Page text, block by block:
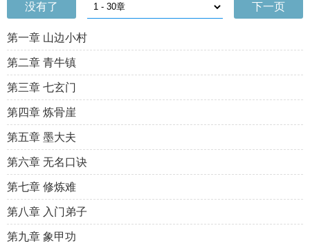
没有了 下一页
第一章 山边小村
第二章 青牛镇
第三章 七玄门
第四章 炼骨崖
第五章 墨大夫
第六章 无名口诀
第七章 修炼难
第八章 入门弟子
第九章 象甲功